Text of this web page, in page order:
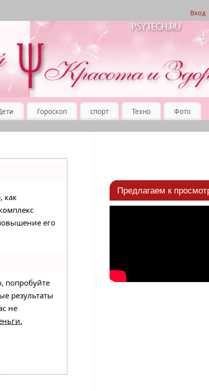
Вход
Гороскоп спорт Техно Фото
как
его
попробуйте
результаты
не
Предлагаем к